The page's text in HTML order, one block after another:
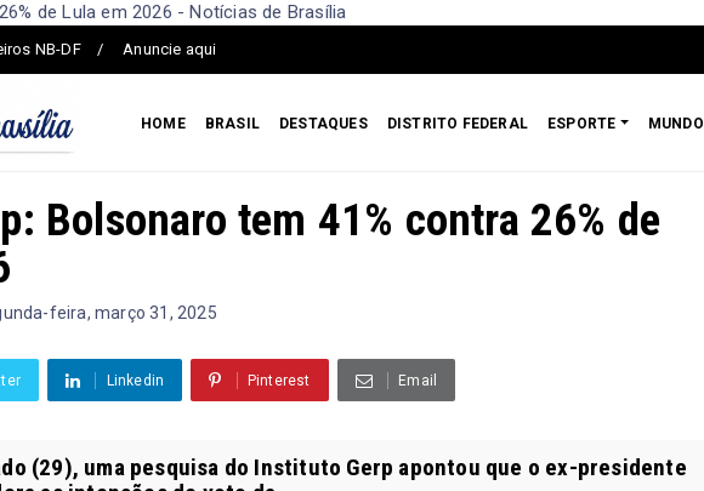
de Lula em 2026 - Notícias de Brasília
NB-DF Anuncie aqui
HOME BRASIL DESTAQUES DISTRITO FEDERAL ESPORTE MUNDO
Bolsonaro tem 41% contra 26% de
feira, março 31, 2025
Linkedin Pinterest Email
(29), uma pesquisa do Instituto Gerp apontou que o ex-presidente